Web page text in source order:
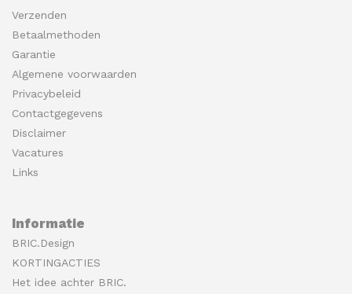
Verzenden
Betaalmethoden
Garantie
Algemene voorwaarden
Privacybeleid
Contactgegevens
Disclaimer
Vacatures
Links
Informatie
BRIC.Design
KORTINGACTIES
Het idee achter BRIC.